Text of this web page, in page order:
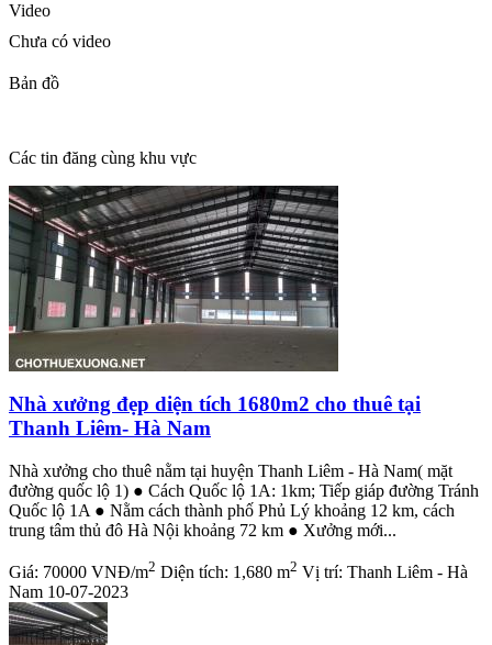
Video
Chưa có video
Bản đồ
Các tin đăng cùng khu vực
Nhà xưởng đẹp diện tích 1680m2 cho thuê tại
Thanh Liêm- Hà Nam
Nhà xưởng cho thuê nằm tại huyện Thanh Liêm - Hà Nam( mặt
đường quốc lộ 1) ● Cách Quốc lộ 1A: 1km; Tiếp giáp đường Tránh
Quốc lộ 1A ● Nằm cách thành phố Phủ Lý khoảng 12 km, cách
trung tâm thủ đô Hà Nội khoảng 72 km ● Xưởng mới...
Giá: 70000 VNĐ/m2 Diện tích: 1,680 m2 Vị trí: Thanh Liêm - Hà
Nam 10-07-2023